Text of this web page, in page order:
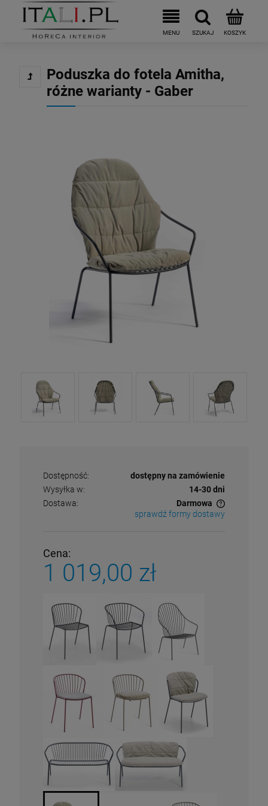
Poduszka do fotela Amitha,
różne warianty - Gaber
Dostępność:
dostępny na zamówienie
Wysyłka w:
14-30 dni
Dostawa:
Darmowa
Cena nie zawiera ewentualnych kosztów płatności
sprawdź formy dostawy
Cena:
1 019,00 zł